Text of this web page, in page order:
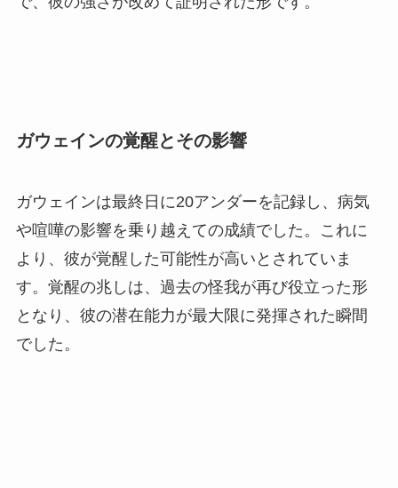
ガウェインの覚醒とその影響
ガウェインは最終日に20アンダーを記録し、病気
や喧嘩の影響を乗り越えての成績でした。これに
より、彼が覚醒した可能性が高いとされていま
す。覚醒の兆しは、過去の怪我が再び役立った形
となり、彼の潜在能力が最大限に発揮された瞬間
でした。